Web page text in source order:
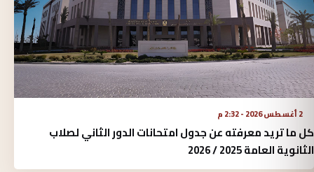
2 أغسطس 2026 - 2:32 م
كل ما تريد معرفته عن جدول امتحانات الدور الثاني لصلاب
الثانوية العامة 2025 / 2026